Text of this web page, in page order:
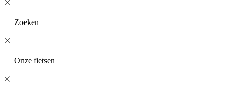
Zoeken
Onze fietsen